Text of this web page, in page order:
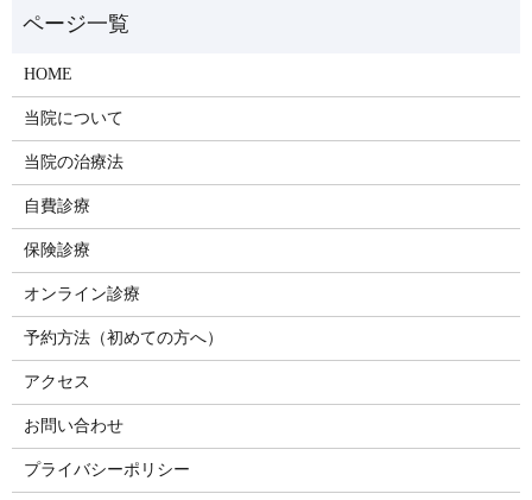
HOME
当院について
当院の治療法
自費診療
保険診療
オンライン診療
予約方法（初めての方へ）
アクセス
お問い合わせ
プライバシーポリシー